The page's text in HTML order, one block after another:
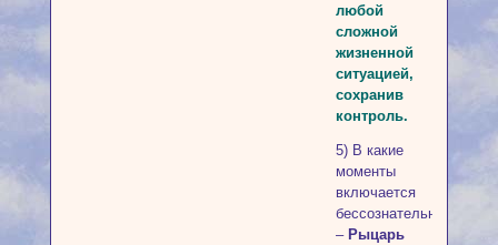
любой
сложной
жизненной
ситуацией,
сохранив
контроль.
5) В какие
моменты
включается
бессознательно?
– Рыцарь